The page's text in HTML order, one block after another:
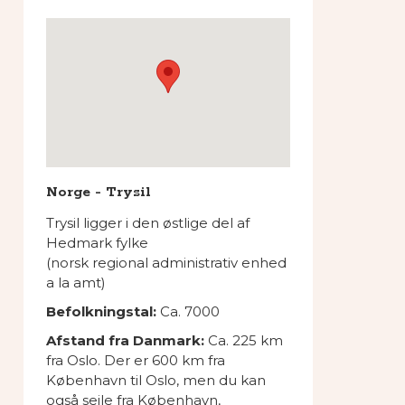
Norge - Trysil
Trysil ligger i den østlige del af
Hedmark fylke
(norsk regional administrativ enhed
a la amt)
Befolkningstal: Ca. 7000
Afstand fra Danmark: Ca. 225 km
fra Oslo. Der er 600 km fra
København til Oslo, men du kan
også sejle fra København,